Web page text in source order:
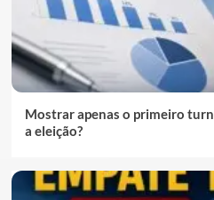
Mostrar apenas o primeiro
a eleição?